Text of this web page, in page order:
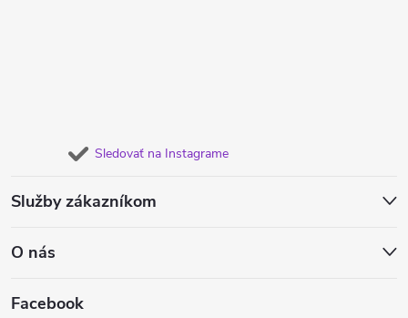
Sledovať na Instagrame
Služby zákazníkom
O nás
Facebook